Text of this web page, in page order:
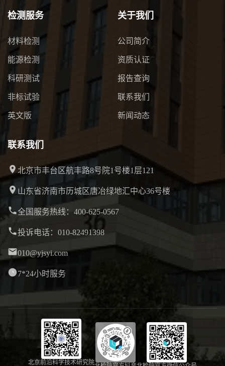
检测服务
材料检测
能源检测
科研测试
非标试验
英文版
关于我们
公司简介
资质认证
报告查询
联系我们
新闻动态
联系我们
北京市丰台区航丰路8号院1号楼1层121
山东省济南市历城区唐冶绿地汇中心36号楼
全国服务热线：400-625-0567
投诉电话：010-82491398
010@yjsyi.com
7*24小时服务
北京前沿科学技术研究院